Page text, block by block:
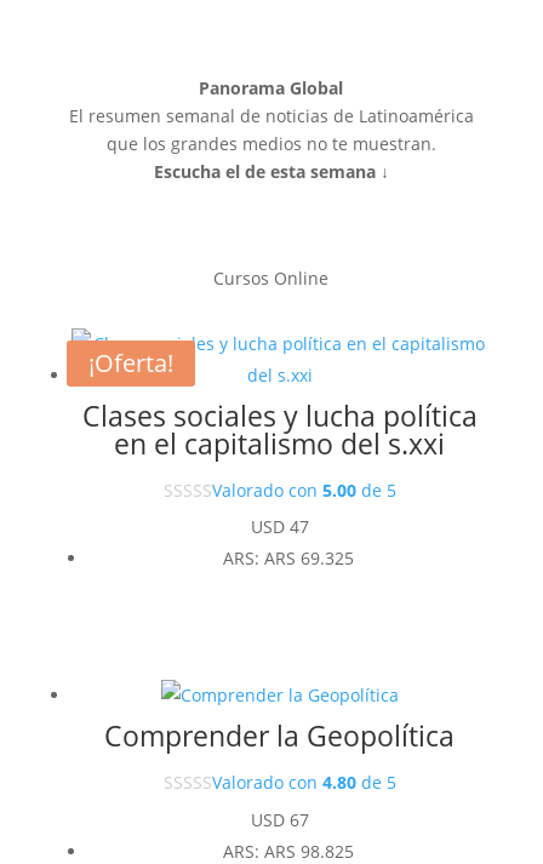
Panorama Global
El resumen semanal de noticias de Latinoamérica
que los grandes medios no te muestran.
Escucha el de esta semana ↓
Cursos Online
Clases sociales y lucha política
en el capitalismo del s.xxi
Valorado con 5.00de 5
USD47
ARS: ARS 69.325
Comprender la Geopolítica
Valorado con 4.80de 5
USD67
ARS: ARS 98.825
¡Oferta!